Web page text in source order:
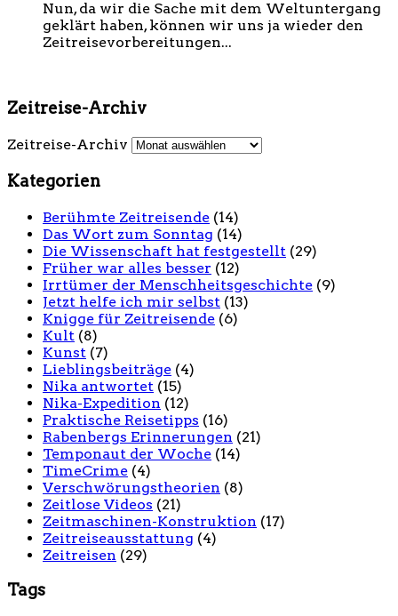
Nun, da wir die Sache mit dem Weltuntergang
geklärt haben, können wir uns ja wieder den
Zeitreisevorbereitungen...
Zeitreise-Archiv
Zeitreise-Archiv
Kategorien
Berühmte Zeitreisende (14)
Das Wort zum Sonntag (14)
Die Wissenschaft hat festgestellt (29)
Früher war alles besser (12)
Irrtümer der Menschheitsgeschichte (9)
Jetzt helfe ich mir selbst (13)
Knigge für Zeitreisende (6)
Kult (8)
Kunst (7)
Lieblingsbeiträge (4)
Nika antwortet (15)
Nika-Expedition (12)
Praktische Reisetipps (16)
Rabenbergs Erinnerungen (21)
Temponaut der Woche (14)
TimeCrime (4)
Verschwörungstheorien (8)
Zeitlose Videos (21)
Zeitmaschinen-Konstruktion (17)
Zeitreiseausstattung (4)
Zeitreisen (29)
Tags